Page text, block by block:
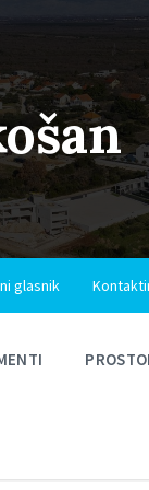
glasnik